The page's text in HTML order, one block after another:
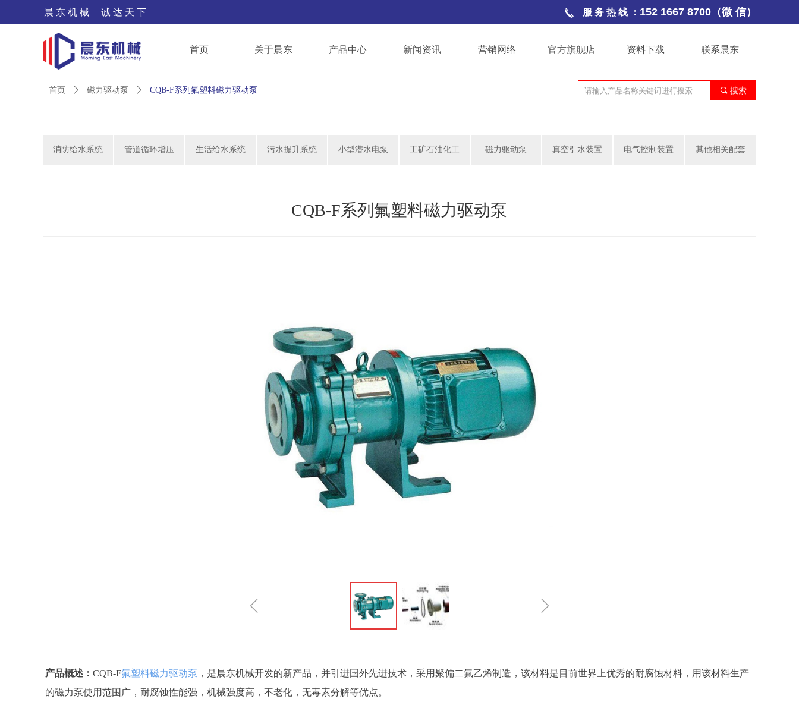
晨 东 机 械 诚 达 天 下 服 务 热 线 ： 152 1667 8700（微 信）
首页 关于晨东 产品中心 新闻资讯 营销网络 官方旗舰店 资料下载 联系晨东
首页 ꄲ 磁力驱动泵 ꄲ CQB-F系列氟塑料磁力驱动泵 끠 搜索
CQB-F系列氟塑料磁力驱动泵
产品概述： CQB-F氟塑料磁力驱动泵 ，是晨东机械开发的新产品，并引进国外先进技术，采用聚偏二氟乙烯制造，该材料是目前世界上优秀的耐腐蚀材料，用该材料生产
的磁力泵使用范围广，耐腐蚀性能强，机械强度高，不老化，无毒素分解等优点。
消防给水系统 管道循环增压 生活给水系统 污水提升系统 小型潜水电泵 工矿石油化工 磁力驱动泵 真空引水装置 电气控制装置 其他相关配套
ꁆ ꁇ